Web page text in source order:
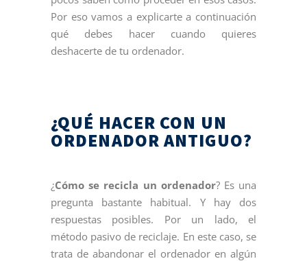
Por eso vamos a explicarte a continuación
qué debes hacer cuando quieres
deshacerte de tu ordenador.
¿QUÉ HACER CON UN
ORDENADOR ANTIGUO?
¿Cómo se recicla un ordenador? Es una
pregunta bastante habitual. Y hay dos
respuestas posibles. Por un lado, el
método pasivo de reciclaje. En este caso, se
trata de abandonar el ordenador en algún